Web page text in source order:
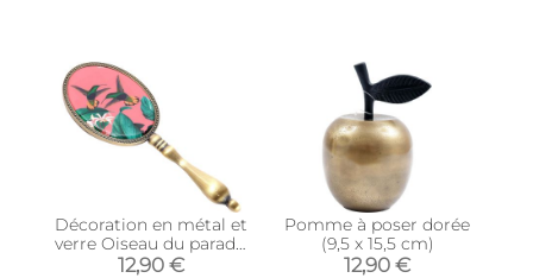
Décoration en métal et
verre Oiseau du paradis
20 x 7 cm (Rose)
12,90 €
Pomme à poser dorée
(9,5 x 15,5 cm)
12,90 €